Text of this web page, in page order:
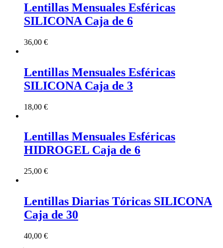
Lentillas Mensuales Esféricas
SILICONA Caja de 6
36,00 €
Lentillas Mensuales Esféricas
SILICONA Caja de 3
18,00 €
Lentillas Mensuales Esféricas
HIDROGEL Caja de 6
25,00 €
Lentillas Diarias Tóricas SILICONA
Caja de 30
40,00 €